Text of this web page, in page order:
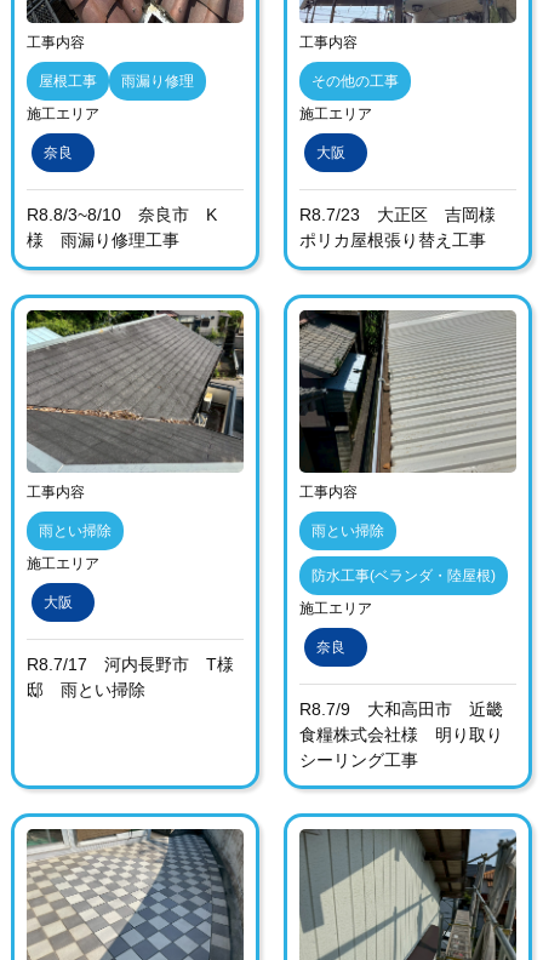
工事内容
屋根工事
雨漏り修理
施工エリア
奈良
R8.8/3~8/10 奈良市 K
様 雨漏り修理工事
工事内容
その他の工事
施工エリア
大阪
R8.7/23 大正区 吉岡様
ポリカ屋根張り替え工事
工事内容
雨とい掃除
施工エリア
大阪
R8.7/17 河内長野市 T様
邸 雨とい掃除
工事内容
雨とい掃除
防水工事(ベランダ・陸屋根)
施工エリア
奈良
R8.7/9 大和高田市 近畿
食糧株式会社様 明り取り
シーリング工事